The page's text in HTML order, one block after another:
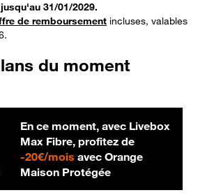
31/01/2029.
de remboursement incluses, valables
du moment
En ce moment, avec Livebox
Max Fibre, profitez de
-20€/mois20 € par mois
avec Orange
Maison Protégée